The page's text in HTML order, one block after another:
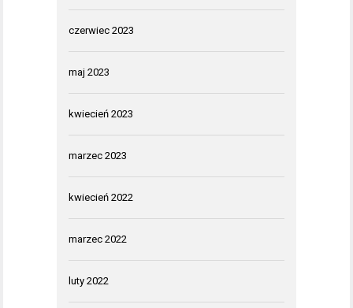
czerwiec 2023
maj 2023
kwiecień 2023
marzec 2023
kwiecień 2022
marzec 2022
luty 2022